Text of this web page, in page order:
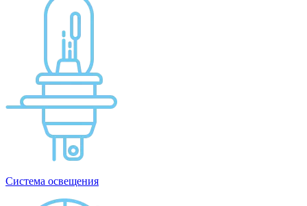
Система освещения